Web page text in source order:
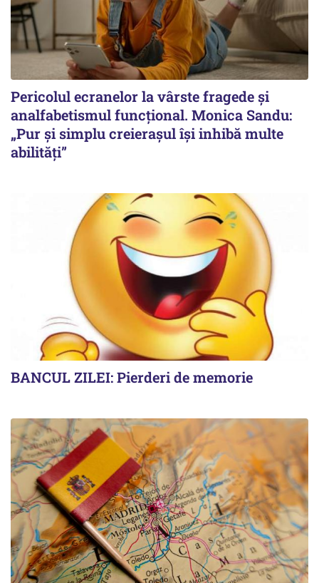
Pericolul ecranelor la vârste fragede și
analfabetismul funcțional. Monica Sandu:
„Pur și simplu creierașul își inhibă multe
abilități”
BANCUL ZILEI: Pierderi de memorie